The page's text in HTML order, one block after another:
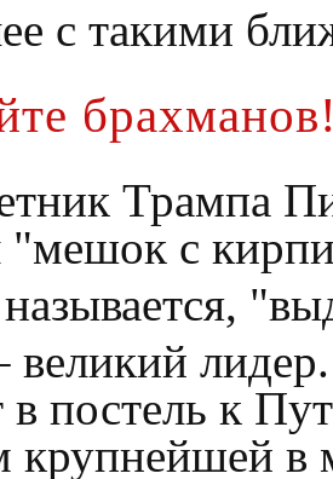
с такими
Трампа
"мешок с
в постель к
крупнейшей в